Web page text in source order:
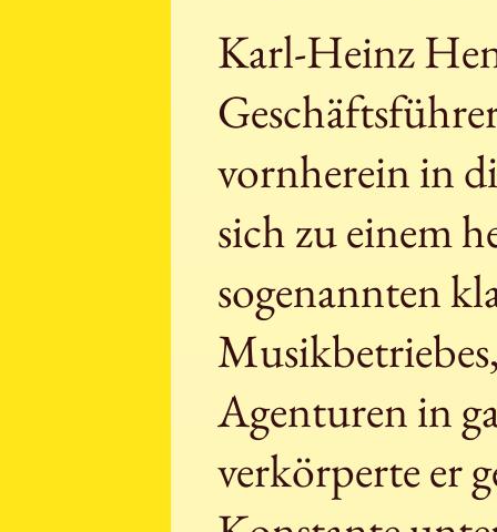
Karl-Heinz
vornherein in
sich zu einem
sogenannten
Agenturen in
verkörperte er